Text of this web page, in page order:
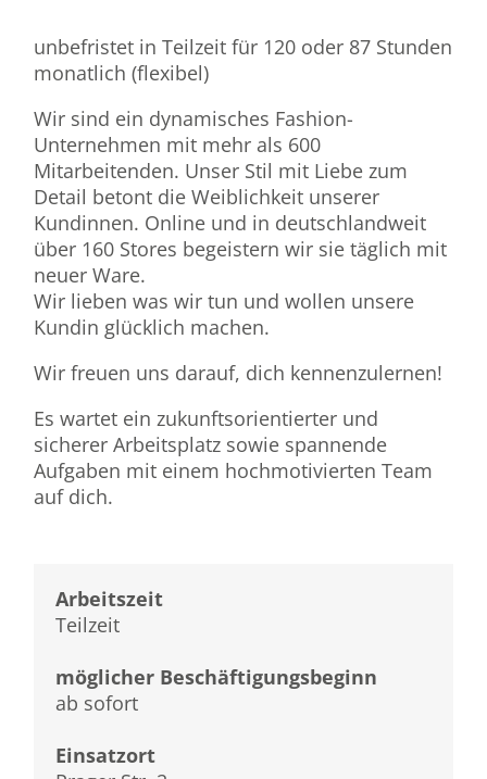
unbefristet in Teilzeit für 120 oder 87 Stunden
monatlich (flexibel)
Wir sind ein dynamisches Fashion-
Unternehmen mit mehr als 600
Mitarbeitenden. Unser Stil mit Liebe zum
Detail betont die Weiblichkeit unserer
Kundinnen. Online und in deutschlandweit
über 160 Stores begeistern wir sie täglich mit
neuer Ware.
Wir lieben was wir tun und wollen unsere
Kundin glücklich machen.
Wir freuen uns darauf, dich kennenzulernen!
Es wartet ein zukunftsorientierter und
sicherer Arbeitsplatz sowie spannende
Aufgaben mit einem hochmotivierten Team
auf dich.
Arbeitszeit
Teilzeit
möglicher Beschäftigungsbeginn
ab sofort
Einsatzort